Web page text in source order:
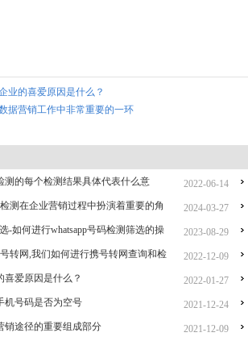
业的喜爱原因是什么？
据营销工作中非常重要的一环
2022-06-14
测的每个检测结果具体代表什么意
2024-03-27
测在企业营销过程中扮演着重要的角
2023-08-29
-如何进行whatsapp号码检测筛选的操
选活跃用户？ 2022-12-09
转网,我们如何进行携号转网查询和检
2022-01-27
喜爱原因是什么？
2021-12-24
机号码是否为空号
2021-12-09
销途径的重要组成部分